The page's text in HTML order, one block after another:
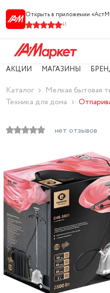
Открыть в приложении
41
АКЦИИ МАГАЗИНЫ
Каталог
Мелкая бытовая
Техника для дома
нет отзывов